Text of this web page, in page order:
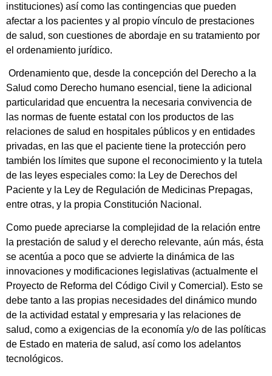
instituciones) así como las contingencias que pueden
afectar a los pacientes y al propio vínculo de prestaciones
de salud, son cuestiones de abordaje en su tratamiento por
el ordenamiento jurídico.
Ordenamiento que, desde la concepción del Derecho a la
Salud como Derecho humano esencial, tiene la adicional
particularidad que encuentra la necesaria convivencia de
las normas de fuente estatal con los productos de las
relaciones de salud en hospitales públicos y en entidades
privadas, en las que el paciente tiene la protección pero
también los límites que supone el reconocimiento y la tutela
de las leyes especiales como: la Ley de Derechos del
Paciente y la Ley de Regulación de Medicinas Prepagas,
entre otras, y la propia Constitución Nacional.
Como puede apreciarse la complejidad de la relación entre
la prestación de salud y el derecho relevante, aún más, ésta
se acentúa a poco que se advierte la dinámica de las
innovaciones y modificaciones legislativas (actualmente el
Proyecto de Reforma del Código Civil y Comercial). Esto se
debe tanto a las propias necesidades del dinámico mundo
de la actividad estatal y empresaria y las relaciones de
salud, como a exigencias de la economía y/o de las políticas
de Estado en materia de salud, así como los adelantos
tecnológicos.